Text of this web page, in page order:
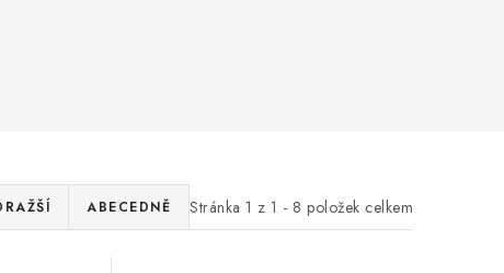
Stránka 1 z 1 - 8 položek celkem
ABECEDNĚ